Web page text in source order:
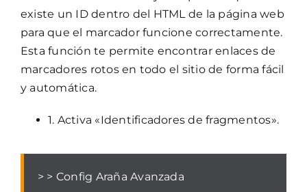
existe un ID dentro del HTML de la página web
para que el marcador funcione correctamente.
Esta función te permite encontrar enlaces de
marcadores rotos en todo el sitio de forma fácil
y automática.
1. Activa «Identificadores de fragmentos».
> > Config Araña Avanzada